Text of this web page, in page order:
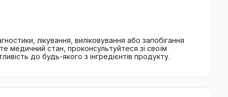
лікування, виліковування або запобігання
медичний стан, проконсультуйтеся зі своїм
до будь-якого з інгредієнтів продукту.